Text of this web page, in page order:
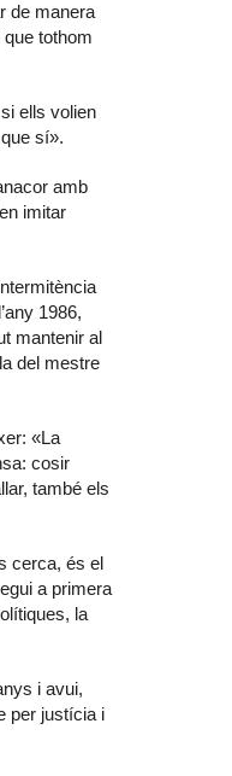
de manera
tothom
ells volien
sí».
amb
imitar
1986,
mantenir al
del mestre
«La
cosir
també els
cerca, és el
a primera
la
i avui,
per justícia i